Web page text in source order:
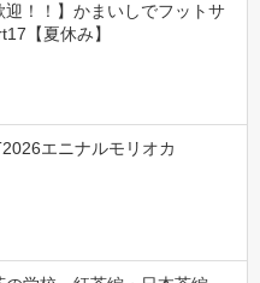
迎！！】かまいしでフットサ
【夏休み】
エニナルモリオカ